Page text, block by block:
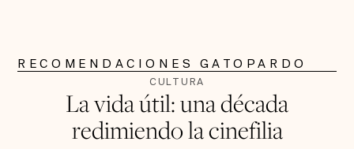
RECOMENDACIONES GATOPARDO
CULTURA
La vida útil: una década
redimiendo la cinefilia